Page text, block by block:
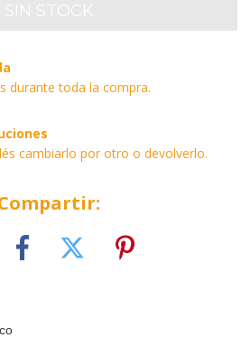
durante toda la compra.
cambiarlo por otro o devolverlo.